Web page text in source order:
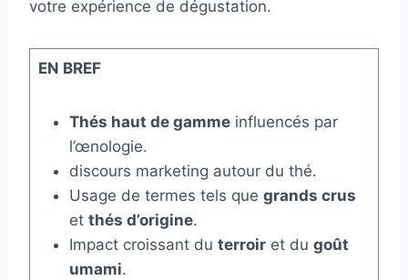
votre expérience de dégustation.
EN BREF
Thés haut de gammeinfluencés par
l’œnologie.
discours marketing autour du thé.
Usage de termes tels que grands crus
et thés d’origine.
Impact croissant du terroiret du goût
umami.